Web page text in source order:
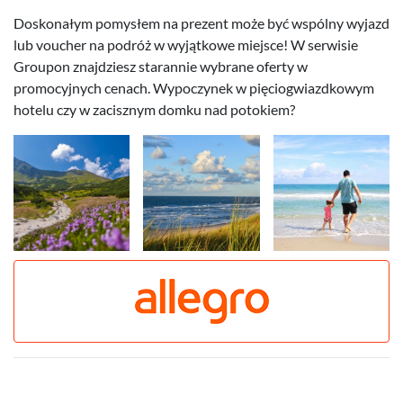
Doskonałym pomysłem na prezent może być wspólny wyjazd
lub voucher na podróż w wyjątkowe miejsce! W serwisie
Groupon znajdziesz starannie wybrane oferty w
promocyjnych cenach. Wypoczynek w pięciogwiazdkowym
hotelu czy w zacisznym domku nad potokiem?